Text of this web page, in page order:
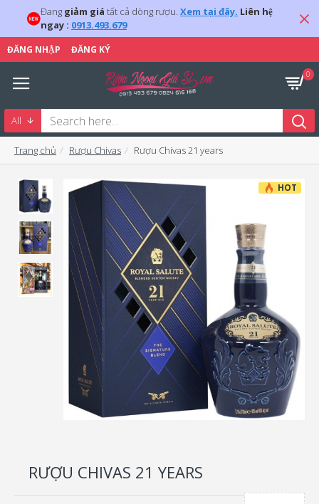
Đang giảm giá tất cả dòng rượu. Xem tại đây. Liên hệ
ngay : 0913.493.679
ĐĂNG NHẬP ĐĂNG KÝ
0
All
Trang chủ Rượu Chivas Rượu Chivas 21 years
HOT
RƯỢU CHIVAS 21 YEARS